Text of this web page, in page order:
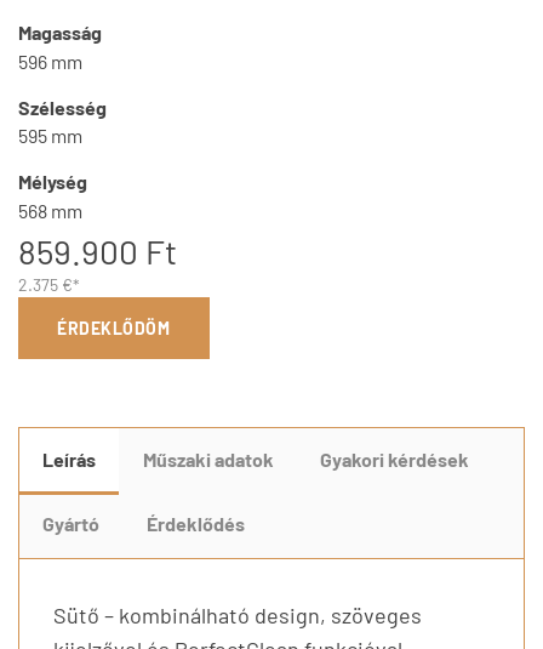
Magasság
596 mm
Szélesség
595 mm
Mélység
568 mm
859.900 Ft
2.375 €*
ÉRDEKLŐDÖM
Leírás Műszaki adatok Gyakori kérdések
Gyártó Érdeklődés
Sütő – kombinálható design, szöveges